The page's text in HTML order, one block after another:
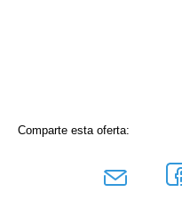
Comparte esta oferta: